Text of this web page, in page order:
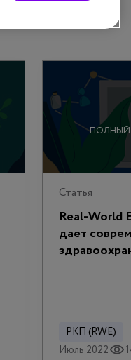
ПОЛНЫЙ
Статья
Real-World
дает
РКП (RWE)
Июль 2022